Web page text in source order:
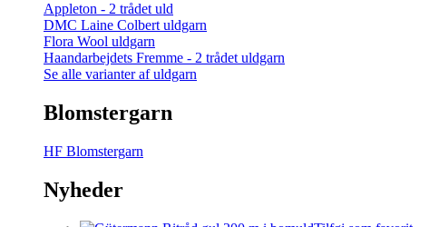
Appleton - 2 trådet uld
DMC Laine Colbert uldgarn
Flora Wool uldgarn
Haandarbejdets Fremme - 2 trådet uldgarn
Se alle varianter af uldgarn
Blomstergarn
HF Blomstergarn
Nyheder